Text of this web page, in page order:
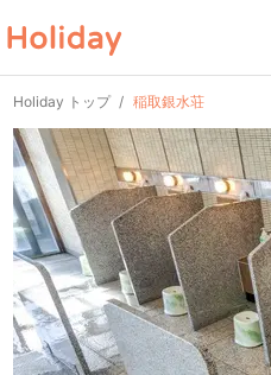
Holiday トップ 稲取銀水荘